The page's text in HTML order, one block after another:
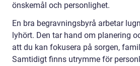
önskemål och personlighet.
En bra begravningsbyrå arbetar
lyhört. Den tar hand om planering
att du kan fokusera på sorgen,
Samtidigt finns utrymme för